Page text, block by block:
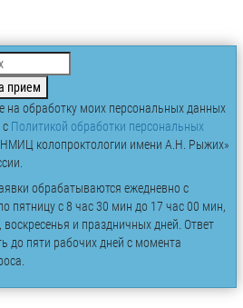
прием
на обработку моих персональных данных
с Политикой обработки персональных
колопроктологии имени А.Н. Рыжих»
обрабатываются ежедневно с
пятницу с 8 час 30 мин до 17 час 00 мин,
воскресенья и праздничных дней. Ответ
до пяти рабочих дней с момента